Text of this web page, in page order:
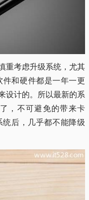
重考虑升级系统，尤其
和硬件都是一年一更
设计的。所以最新的系
，不可避免的带来卡
后，几乎都不能降级